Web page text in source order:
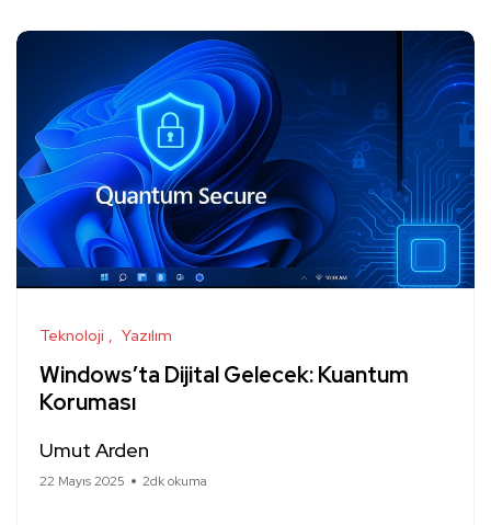
Teknoloji Yazılım
Windows’ta Dijital Gelecek: Kuantum
Koruması
Umut Arden
22 Mayıs 2025 2dk okuma